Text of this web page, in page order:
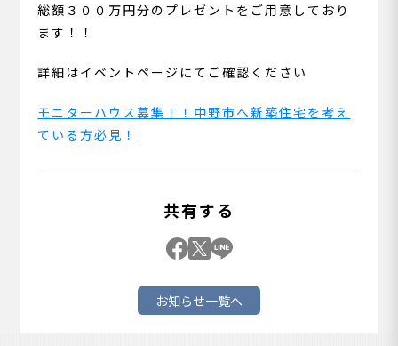
総額３００万円分のプレゼントをご用意しており
ます！！
詳細はイベントページにてご確認ください
モニターハウス募集！！中野市へ新築住宅を考え
ている方必見！
共有する
お知らせ一覧へ